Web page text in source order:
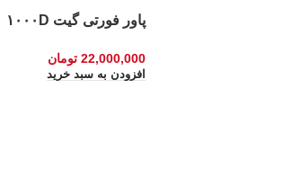
پاور فورتی گیت ۱۰۰۰D
22,000,000 تومان
افزودن به سبد خرید